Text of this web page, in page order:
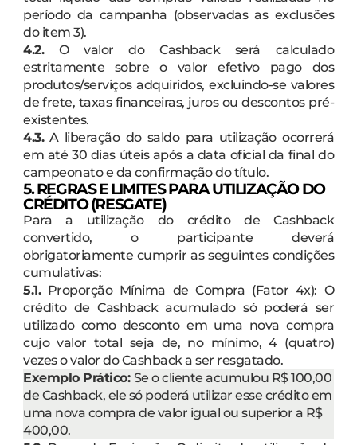
período da campanha (observadas as exclusões
do item 3).
4.2.O valor do Cashback será calculado
estritamente sobre o valor efetivo pago dos
produtos/serviços adquiridos, excluindo-se valores
de frete, taxas financeiras, juros ou descontos pré-
existentes.
4.3.A liberação do saldo para utilização ocorrerá
em até 30 dias úteis após a data oficial da final do
campeonato e da confirmação do título.
5. REGRAS E LIMITES PARA UTILIZAÇÃO DO
CRÉDITO (RESGATE)
Para a utilização do crédito de Cashback
convertido, o participante deverá
obrigatoriamente cumprir as seguintes condições
cumulativas:
5.1.Proporção Mínima de Compra (Fator 4x): O
crédito de Cashback acumulado só poderá ser
utilizado como desconto em uma nova compra
cujo valor total seja de, no mínimo, 4 (quatro)
vezes o valor do Cashback a ser resgatado.
Exemplo Prático: Se o cliente acumulou R$ 100,00
de Cashback, ele só poderá utilizar esse crédito em
uma nova compra de valor igual ou superior a R$
400,00.